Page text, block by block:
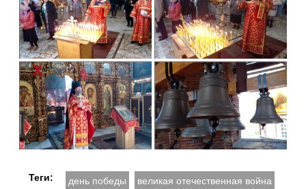
Теги: день победы великая отечественная война